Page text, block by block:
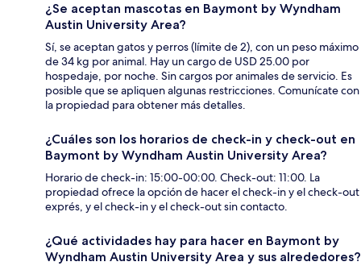
¿Se aceptan mascotas en Baymont by Wyndham
Austin University Area?
Sí, se aceptan gatos y perros (límite de 2), con un peso máximo
de 34 kg por animal. Hay un cargo de USD 25.00 por
hospedaje, por noche. Sin cargos por animales de servicio. Es
posible que se apliquen algunas restricciones. Comunícate con
la propiedad para obtener más detalles.
¿Cuáles son los horarios de check-in y check-out en
Baymont by Wyndham Austin University Area?
Horario de check-in: 15:00-00:00. Check-out: 11:00. La
propiedad ofrece la opción de hacer el check-in y el check-out
exprés, y el check-in y el check-out sin contacto.
¿Qué actividades hay para hacer en Baymont by
Wyndham Austin University Area y sus alrededores?